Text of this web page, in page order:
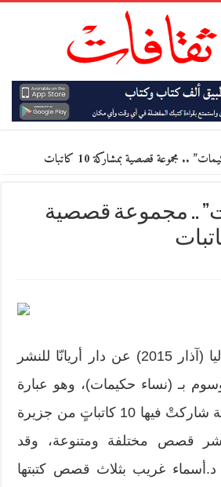
.. مجموعة قصصية بمشاركة 10 كاتبات
.. مجموعة قصصية
صدر حديثا في إيطاليا (آذار 2015) عن دار أريانّا للنشر
بـ (نساء حكيمات)، وهو عبارة
عن مجموعة قصصية شاركتْ فيها 10 كاتباتٍ من جزيرة
قصص مختلفة ومتنوعة، وقد
د.أسماء غريب بثلاث قصص كتبتها